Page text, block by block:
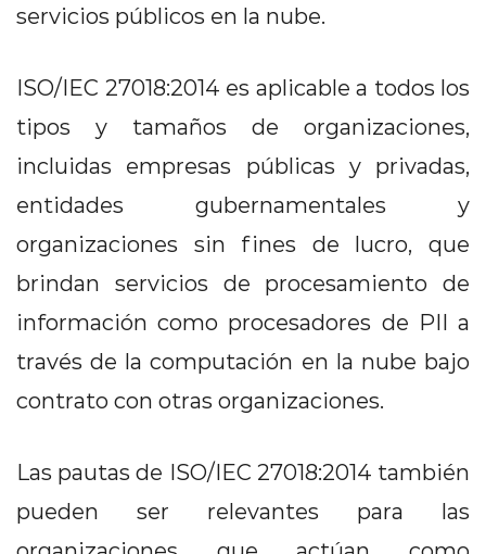
servicios públicos en la nube.
ISO/IEC 27018:2014 es aplicable a todos los
tipos y tamaños de organizaciones,
incluidas empresas públicas y privadas,
entidades gubernamentales y
organizaciones sin fines de lucro, que
brindan servicios de procesamiento de
información como procesadores de PII a
través de la computación en la nube bajo
contrato con otras organizaciones.
Las pautas de ISO/IEC 27018:2014 también
pueden ser relevantes para las